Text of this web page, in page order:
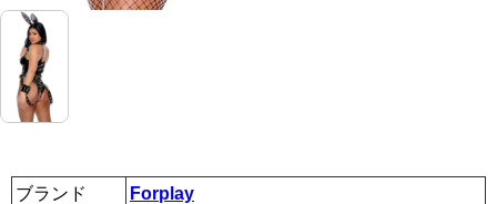
ブランド
Forplay